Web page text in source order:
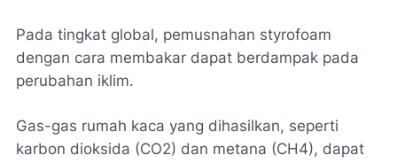
Pada tingkat global, pemusnahan styrofoam
dengan cara membakar dapat berdampak pada
perubahan iklim.
Gas-gas rumah kaca yang dihasilkan, seperti
karbon dioksida (CO2) dan metana (CH4), dapat